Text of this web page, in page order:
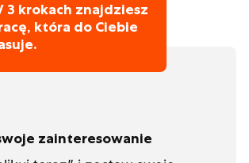
3 krokach znajdziesz
która do Ciebie
zainteresowanie